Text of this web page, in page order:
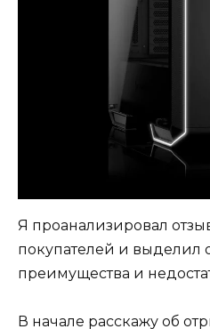
Я проанализировал
покупателей и выделил
преимущества и
В начале расскажу об